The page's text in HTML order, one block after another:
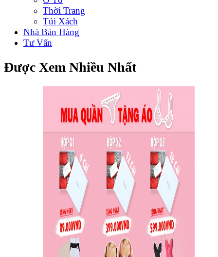
Thời Trang
Túi Xách
Nhà Bán Hàng
Tư Vấn
Được Xem Nhiều Nhất